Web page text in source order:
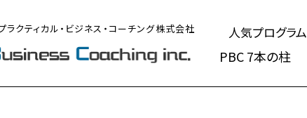
クティカル・ビジネス・コーチング株式会社 人気プログラム
PBC 7本の柱